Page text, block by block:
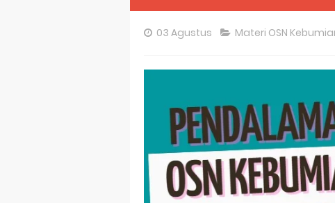
Bocoran 150
Bencana Banjir
Gratis, Pre Test
50 Latihan
Prediksi Soal
03 Agustus Materi OSN